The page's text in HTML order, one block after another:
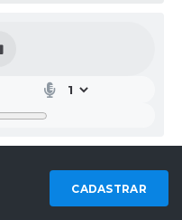
CADASTRAR